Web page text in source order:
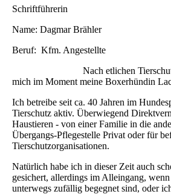
Schriftführerin
Name: Dagmar Brähler
Beruf: Kfm. Angestellte
Nach etlichen
mich im Moment meine Boxerhündin
Ich betreibe seit ca. 40 Jahren im
Tierschutz aktiv. Überwiegend
Haustieren - von einer Familie in die
Übergangs-Pflegestelle Privat oder für
Tierschutzorganisationen.
Natürlich habe ich in dieser Zeit auch
gesichert, allerdings im Alleingang,
unterwegs zufällig begegnet sind, oder